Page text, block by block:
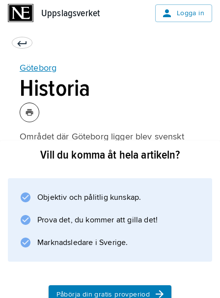
Uppslagsverket Logga in
Göteborg
Historia
Området där Göteborg ligger blev svenskt
först på 1200-talet. På den platsen låg först ett
uppdrag av Gustav II Adolf. Två år senare fick
staden
av kungen och därför brukar man säga att
Vill du komma åt hela artikeln?
Objektiv och pålitlig kunskap.
Prova det, du kommer att gilla det!
Marknadsledare i Sverige.
Påbörja din gratis provperiod